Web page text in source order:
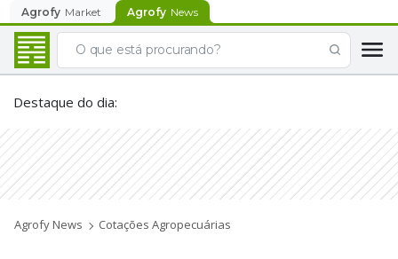
Agrofy Market Agrofy News
Destaque do dia:
Agrofy News Cotações Agropecuárias